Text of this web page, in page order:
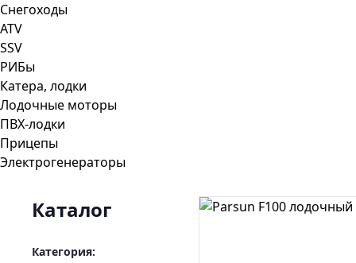
Снегоходы
ATV
SSV
РИБы
Катера, лодки
Лодочные моторы
ПВХ-лодки
Прицепы
Электрогенераторы
Каталог
Категория: